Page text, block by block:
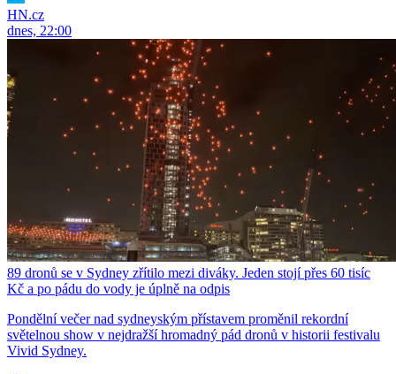
HN.cz
dnes, 22:00
89 dronů se v Sydney zřítilo mezi diváky. Jeden stojí přes 60 tisíc
Kč a po pádu do vody je úplně na odpis
Pondělní večer nad sydneyským přístavem proměnil rekordní
světelnou show v nejdražší hromadný pád dronů v historii festivalu
Vivid Sydney.